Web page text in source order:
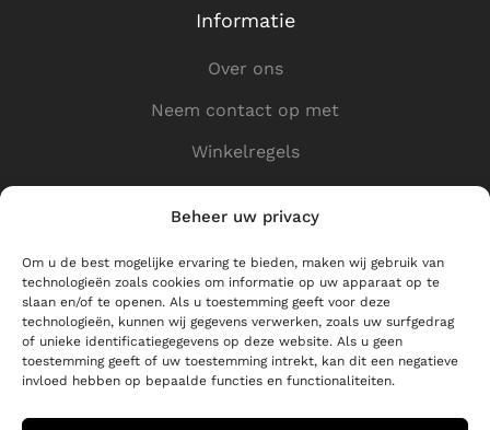
Beheer uw privacy
Om u de best mogelijke ervaring te bieden, maken wij gebruik van
technologieën zoals cookies om informatie op uw apparaat op te
slaan en/of te openen. Als u toestemming geeft voor deze
technologieën, kunnen wij gegevens verwerken, zoals uw surfgedrag
of unieke identificatiegegevens op deze website. Als u geen
toestemming geeft of uw toestemming intrekt, kan dit een negatieve
invloed hebben op bepaalde functies en functionaliteiten.
Informatie
Over ons
Neem contact op met
Winkelregels
Privacybeleid
Winkel op
Levering
Voor partners
Retourneren en klachten